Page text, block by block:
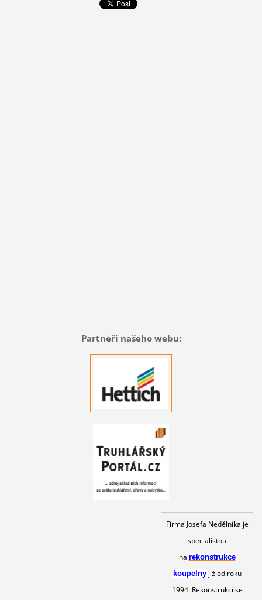
Partneři našeho webu:
Firma Josefa Nedělníka je
specialistou
na rekonstrukce
koupelny již od roku
1994. Rekonstrukci se